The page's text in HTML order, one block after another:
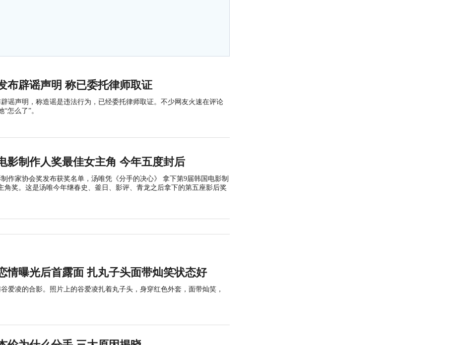
布辟谣声明 称已委托律师取证
谣声明，称造谣是违法行为，已经委托律师取证。不少网友火速在评论
怎么了”。
影制作人奖最佳女主角 今年五度封后
作家协会奖发布获奖名单，汤唯凭《分手的决心》 拿下第9届韩国电影制
角奖。这是汤唯今年继春史、釜日、影评、青龙之后拿下的第五座影后奖
情曝光后首露面 扎丸子头面带灿笑状态好
爱凌的合影。照片上的谷爱凌扎着丸子头，身穿红色外套，面带灿笑，